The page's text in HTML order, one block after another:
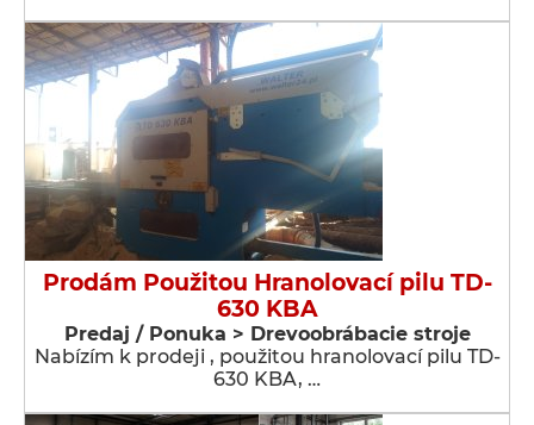
Prodám Použitou Hranolovací pilu TD-
630 KBA
Predaj / Ponuka > Drevoobrábacie stroje
Nabízím k prodeji , použitou hranolovací pilu TD-
630 KBA, …